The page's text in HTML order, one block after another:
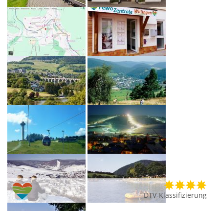
DTV-Klassifizierung